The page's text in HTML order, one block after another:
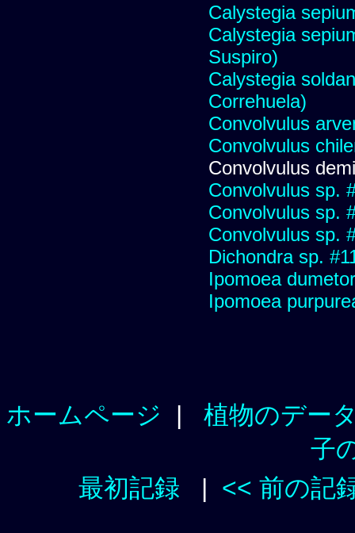
Calystegia
Calystegia
Suspiro)
Calystegia
Correhuela)
Convolvulus
Convolvulus
Convolvulus
Convolvulus sp.
Convolvulus sp.
Convolvulus sp.
Dichondra sp.
Ipomoea
Ipomoea
ホームページ | 植物のデー
子
最初記録 | << 前の記